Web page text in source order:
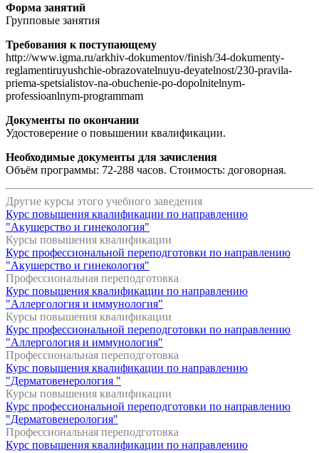
Форма занятий
Групповые занятия
Требования к поступающему
http://www.igma.ru/arkhiv-dokumentov/finish/34-dokumenty-
reglamentiruyushchie-obrazovatelnuyu-deyatelnost/230-pravila-
priema-spetsialistov-na-obuchenie-po-dopolnitelnym-
professioanlnym-programmam
Документы по окончании
Удостоверение о повышении квалификации.
Необходимые документы для зачисления
Объём программы: 72-288 часов. Стоимость: договорная.
Другие курсы этого учебного заведения
Курс повышения квалификации по направлению
"Акушерство и гинекология"
Курсы повышения квалификации
Курс профессиональной переподготовки по направлению
"Акушерство и гинекология"
Профессиональная переподготовка
Курс повышения квалификации по направлению
"Аллергология и иммунология"
Курсы повышения квалификации
Курс профессиональной переподготовки по направлению
"Аллергология и иммунология"
Профессиональная переподготовка
Курс повышения квалификации по направлению
"Дерматовенерология "
Курсы повышения квалификации
Курс профессиональной переподготовки по направлению
"Дерматовенерология"
Профессиональная переподготовка
Курс повышения квалификации по направлению